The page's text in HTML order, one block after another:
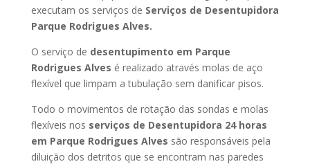
executam os serviços de Serviços de Desentupidora
Parque Rodrigues Alves.
O serviço de desentupimento em Parque
Rodrigues Alves é realizado através molas de aço
flexível que limpam a tubulação sem danificar pisos.
Todo o movimentos de rotação das sondas e molas
flexíveis nos serviços de Desentupidora 24 horas
em Parque Rodrigues Alves são responsáveis pela
diluição dos detritos que se encontram nas paredes